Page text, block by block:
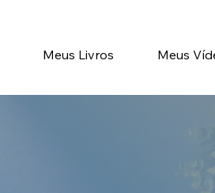
Meus Livros Meus